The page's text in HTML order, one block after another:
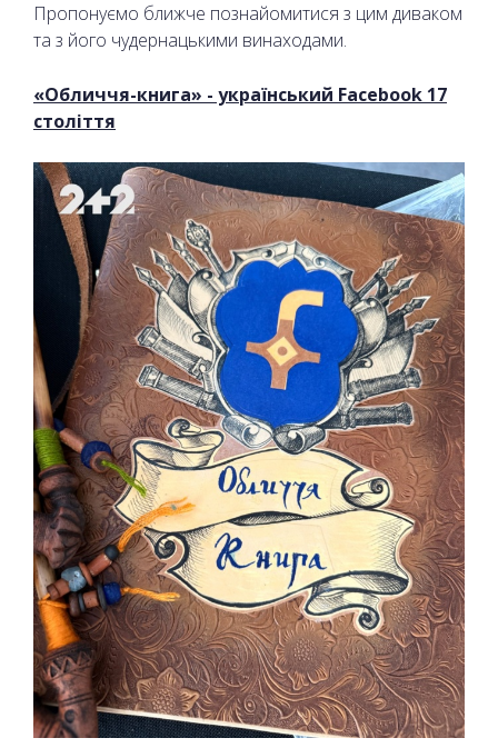
Пропонуємо ближче познайомитися з цим диваком
та з його чудернацькими винаходами.
«Обличчя-книга» - український Facebook 17
століття